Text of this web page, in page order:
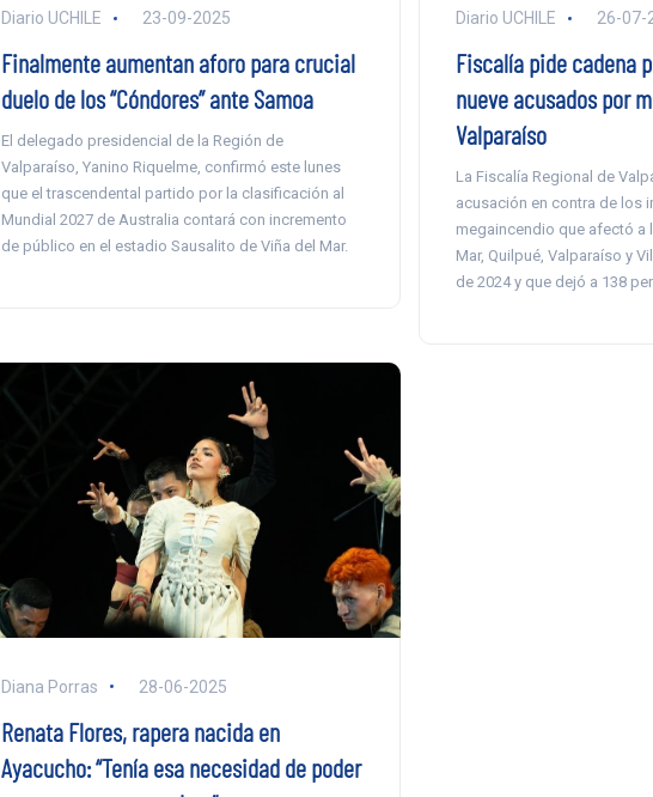
Diario UCHILE 23-09-2025
Finalmente aumentan aforo para crucial
duelo de los “Cóndores” ante Samoa
El delegado presidencial de la Región de
Valparaíso, Yanino Riquelme, confirmó este lunes
que el trascendental partido por la clasificación al
Mundial 2027 de Australia contará con incremento
de público en el estadio Sausalito de Viña del Mar.
Diario UCHILE 26-07-
Fiscalía pide cadena
nueve acusados por
Valparaíso
La Fiscalía Regional de
acusación en contra de los
megaincendio que afectó a
Mar, Quilpué, Valparaíso y
de 2024 y que dejó a 138
Diana Porras 28-06-2025
Renata Flores, rapera nacida en
Ayacucho: “Tenía esa necesidad de poder